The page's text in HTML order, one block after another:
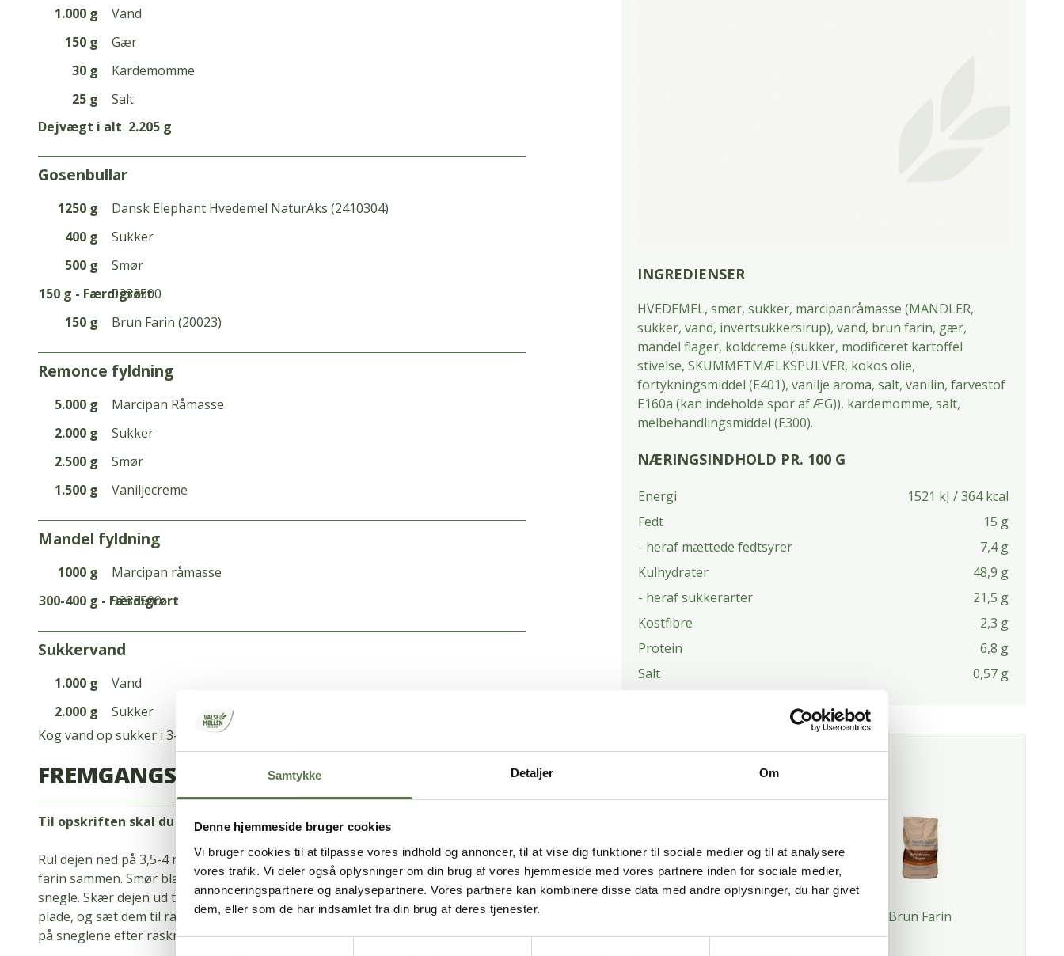
Samtykke Detaljer Om
Denne hjemmeside bruger cookies
Vi bruger cookies til at tilpasse vores indhold og annoncer, til at vise dig funktioner til sociale medier og til at analysere
vores trafik. Vi deler også oplysninger om din brug af vores hjemmeside med vores partnere inden for sociale medier,
annonceringspartnere og analysepartnere. Vores partnere kan kombinere disse data med andre oplysninger, du har givet
dem, eller som de har indsamlet fra din brug af deres tjenester.
1.000 g
Vand
150 g
Gær
30 g
Kardemomme
25 g
Salt
Dejvægt i alt 2.205 g
gosenbullar
1250 g
Dansk Elephant Hvedemel NaturAks (2410304)
400 g
Sukker
500 g
Smør
150 g - Færdigrørt
9283500
150 g
Brun Farin (20023)
remonce fyldning
5.000 g
Marcipan Råmasse
2.000 g
Sukker
2.500 g
Smør
1.500 g
Vaniljecreme
mandel fyldning
1000 g
Marcipan råmasse
300-400 g - Færdigrørt
9283500
sukkervand
1.000 g
Vand
2.000 g
Sukker
Kog vand op sukker i 3-5 minutter, og lad det afkøle inden pensling.
FREMGANGSMÅDE
Til opskriften skal du bruge: 2000 g grunddej og 500 g remonce.
Rul dejen ned på 3,5-4 mm., i rektangulær form. Bland remonce, creme og brun
farin sammen. Smør blandingen på hele stykket, og rul stykket sammen som til
snegle. Skær dejen ud til snegle i ønsket størrelse (80-90 g). Sæt sneglene på en
plade, og sæt dem til raskning. Drys en blanding af toscapulver og mandelflager
på sneglene efter raskning.
INGREDIENSER
HVEDEMEL, smør, sukker, marcipanråmasse (MANDLER,
sukker, vand, invertsukkersirup), vand, brun farin, gær,
mandel flager, koldcreme (sukker, modificeret kartoffel
stivelse, SKUMMETMÆLKSPULVER, kokos olie,
fortykningsmiddel (E401), vanilje aroma, salt, vanilin, farvestof
E160a (kan indeholde spor af ÆG)), kardemomme, salt,
melbehandlingsmiddel (E300).
NÆRINGSINDHOLD PR. 100 G
Energi
1521 kJ / 364 kcal
Fedt
15 g
- heraf mættede fedtsyrer
7,4 g
Kulhydrater
48,9 g
- heraf sukkerarter
21,5 g
Kostfibre
2,3 g
Protein
6,8 g
Salt
0,57 g
PRODUKTER I OPSKRIFTEN
NaturAks
Brun Farin